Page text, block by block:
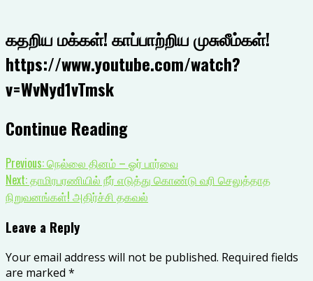
கதறிய மக்கள்! காப்பாற்றிய முசுலீம்கள்!
https://www.youtube.com/watch?
v=WvNyd1vTmsk
Continue Reading
Previous:நெல்லை தினம் – ஓர் பார்வை
Next:தாமிரபரணியில் நீர் எடுத்து கொண்டு வரி செலுத்தாத
நிறுவனங்கள்! அதிர்ச்சி தகவல்
Leave a Reply
Your email address will not be published. Required fields
are marked *